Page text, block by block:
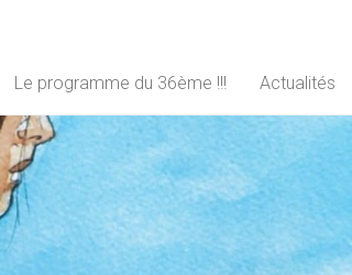
Le programme du 36ème !!! Actualités